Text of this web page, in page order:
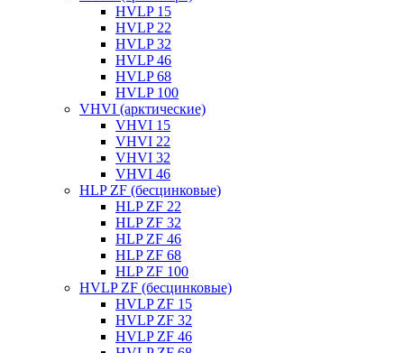
HVLP 15
HVLP 22
HVLP 32
HVLP 46
HVLP 68
HVLP 100
VHVI (арктические)
VHVI 15
VHVI 22
VHVI 32
VHVI 46
HLP ZF (бесцинковые)
HLP ZF 22
HLP ZF 32
HLP ZF 46
HLP ZF 68
HLP ZF 100
HVLP ZF (бесцинковые)
HVLP ZF 15
HVLP ZF 32
HVLP ZF 46